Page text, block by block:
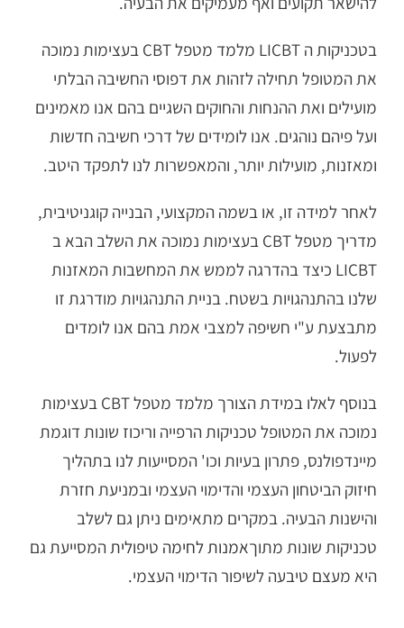
בטכניקות ה LICBT מלמד מטפל CBT בעצימות נמוכה
את המטופל תחילה לזהות את דפוסי החשיבה הבלתי
מועילים ואת ההנחות והחוקים השגיים בהם אנו מאמינים
ועל פיהם נוהגים. אנו לומידים של דרכי חשיבה חדשות
ומאזנות, מועילות יותר, והמאפשרות לנו לתפקד היטב.
לאחר למידה זו, או בשמה המקצועי, הבנייה קוגניטיבית,
מדריך מטפל CBT בעצימות נמוכה את השלב הבא ב
LICBT כיצד בהדרגה לממש את המחשבות המאזנות
שלנו בהתנהגויות בשטח. בניית התנהגויות מודרגת זו
מתבצעת ע"י חשיפה למצבי אמת בהם אנו לומדים
לפעול.
בנוסף לאלו במידת הצורך מלמד מטפל CBT בעצימות
נמוכה את המטופל טכניקות הרפייה וריכוז שונות דוגמת
מיינדפולנס, פתרון בעיות וכו' המסייעות לנו בתהליך
חיזוק הביטחון העצמי והדימוי העצמי ובמניעת חזרת
והישנות הבעיה. במקרים מתאימים ניתן גם לשלב
טכניקות שונות מתוךאמנות לחימה טיפולית המסייעת גם
היא מעצם טיבעה לשיפור הדימוי העצמי.